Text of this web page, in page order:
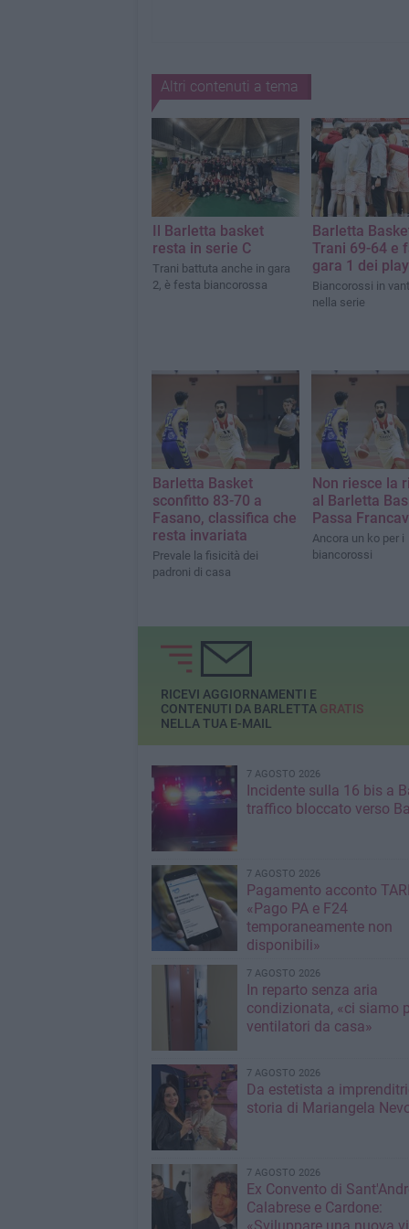
Altri contenuti a tema
Il Barletta basket
resta in serie C
Trani battuta anche in gara
2, è festa biancorossa
Barletta
Trani 69-64 e
gara 1 dei
Biancorossi in
nella serie
Barletta Basket
sconfitto 83-70 a
Fasano, classifica che
resta invariata
Prevale la fisicità dei
padroni di casa
Non riesce la
al Barletta
Passa
Ancora un ko per i
biancorossi
RICEVI AGGIORNAMENTI E
CONTENUTI DA BARLETTA GRATIS
NELLA TUA E-MAIL
7 AGOSTO 2026
Incidente sulla 16 bis a
traffico bloccato verso
7 AGOSTO 2026
Pagamento acconto
«Pago PA e F24
temporaneamente non
disponibili»
7 AGOSTO 2026
In reparto senza aria
condizionata, «ci siamo
ventilatori da casa»
7 AGOSTO 2026
Da estetista a
storia di Mariangela
7 AGOSTO 2026
Ex Convento di
Calabrese e Cardone: